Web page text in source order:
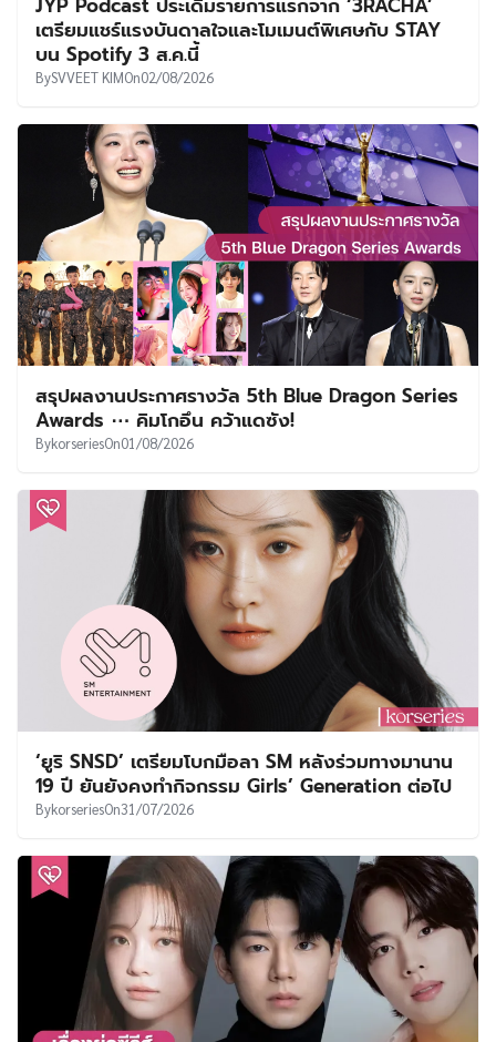
เตรียมแชร์แรงบันดาลใจและโมเมนต์พิเศษกับ STAY
บน Spotify 3 ส.ค.นี้
BySVVEET KIMOn02/08/2026
สรุปผลงานประกาศรางวัล 5th Blue Dragon Series
Awards ⋯ คิมโกอึน คว้าแดซัง!
BykorseriesOn01/08/2026
‘ยูริ SNSD’ เตรียมโบกมือลา SM หลังร่วมทางมานาน
19 ปี ยันยังคงทำกิจกรรม Girls’ Generation ต่อไป
BykorseriesOn31/07/2026